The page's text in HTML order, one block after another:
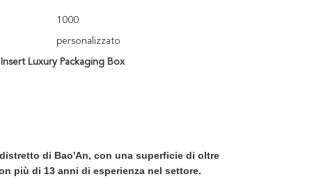
1000
personalizzato
Insert Luxury Packaging Box
di Bao'An, con una superficie di oltre
più di 13 anni di esperienza nel settore.